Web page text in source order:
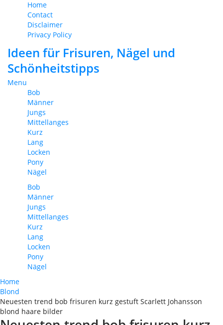
Home
Contact
Disclaimer
Privacy Policy
Ideen für Frisuren, Nägel und
Schönheitstipps
Menu
Bob
Männer
Jungs
Mittellanges
Kurz
Lang
Locken
Pony
Nägel
Bob
Männer
Jungs
Mittellanges
Kurz
Lang
Locken
Pony
Nägel
Home
Blond
Neuesten trend bob frisuren kurz gestuft Scarlett Johansson
blond haare bilder